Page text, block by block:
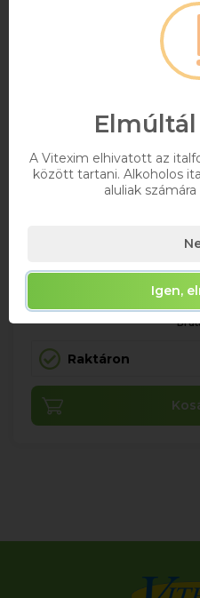
3
Raktáron
Elmúltál
A Vitexim elhivatott az
között tartani. Alkoholos
aluliak
Igen,